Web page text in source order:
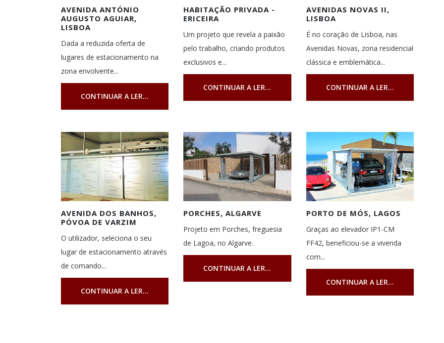
AVENIDA ANTÓNIO
AUGUSTO AGUIAR,
LISBOA
Dada a reduzida oferta de
lugares de estacionamento na
zona envolvente...
CONTINUAR A LER...
HABITAÇÃO PRIVADA -
ERICEIRA
Um projeto que revela a paixão
pelo trabalho, criando produtos
exclusivos e...
CONTINUAR A LER...
AVENIDAS NOVAS II,
LISBOA
É no coração de Lisboa, nas
Avenidas Novas, zona residencial
clássica e emblemática...
CONTINUAR A LER...
AVENIDA DOS BANHOS,
PÓVOA DE VARZIM
O utilizador, seleciona o seu
lugar de estacionamento através
de comando...
CONTINUAR A LER...
PORCHES, ALGARVE
Projeto em Porches, freguesia
de Lagoa, no Algarve.
CONTINUAR A LER...
PORTO DE MÓS, LAGOS
Graças ao elevador IP1-CM
FF42, beneficiou-se a vivenda
com...
CONTINUAR A LER...